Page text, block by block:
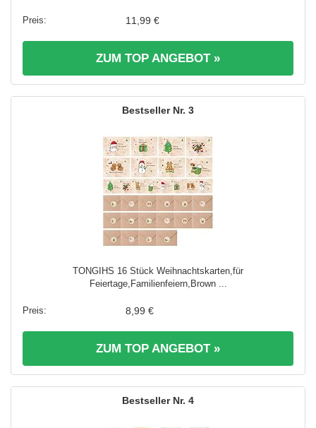
11,99 €
ZUM TOP ANGEBOT »
3
TONGIHS 16 Stück Weihnachtskarten,für
Feiertage,Familienfeiern,Brown ...
8,99 €
ZUM TOP ANGEBOT »
4